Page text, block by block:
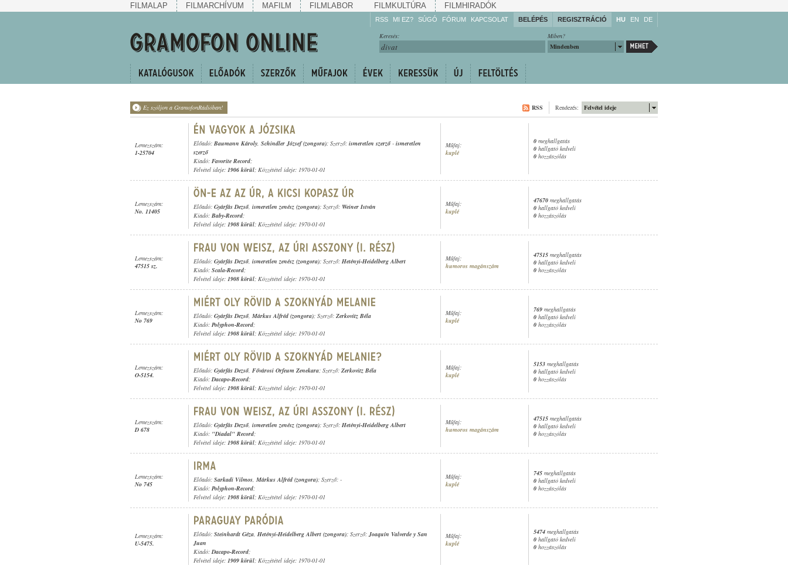
FILMALAP FILMARCHÍVUM MAFILM FILMLABOR FILMKULTÚRA FILMHIRADÓK
RSS MI EZ? SÚGÓ
Gyarapítsa!
FÓRUM KAPCSOLAT BELÉPÉS REGISZTRÁCIÓ HU EN DE
Miben?
Mindenben
Keresés:
Ez szóljon a GramofonRádióban! Felvétel ideje
Rendezés:
RSS
Lemezszám:
1-25704
Előadó: Baumann Károly, Schindler József (zongora); Szerző: ismeretlen szerző- ismeretlen
szerző
Kiadó: Favorite Record;
Felvétel ideje: 1906 körül; Közzététel ideje: 1970-01-01
Műfaj:
kuplé
0 meghallgatás
0 hallgató kedveli
0 hozzászólás
Lemezszám:
No. 11405
Előadó: Gyárfás Dezső, ismeretlen zenész (zongora); Szerző: Weiner István
Kiadó: Baby-Record;
Felvétel ideje: 1908 körül; Közzététel ideje: 1970-01-01
Műfaj:
kuplé
47670 meghallgatás
0 hallgató kedveli
0 hozzászólás
Lemezszám:
47515 sz.
Előadó: Gyárfás Dezső, ismeretlen zenész (zongora); Szerző: Hetényi-Heidelberg Albert
Kiadó: Scala-Record;
Felvétel ideje: 1908 körül; Közzététel ideje: 1970-01-01
Műfaj:
humoros magánszám
47515 meghallgatás
0 hallgató kedveli
0 hozzászólás
Lemezszám:
No 769
Előadó: Gyárfás Dezső, Márkus Alfréd (zongora); Szerző: Zerkovitz Béla
Kiadó: Polyphon-Record;
Felvétel ideje: 1908 körül; Közzététel ideje: 1970-01-01
Műfaj:
kuplé
769 meghallgatás
0 hallgató kedveli
0 hozzászólás
Lemezszám:
O-5154.
Előadó: Gyárfás Dezső, Fővárosi Orfeum Zenekara; Szerző: Zerkovitz Béla
Kiadó:Dacapo-Record;
Felvétel ideje: 1908 körül; Közzététel ideje: 1970-01-01
Műfaj:
kuplé
5153 meghallgatás
0 hallgató kedveli
0 hozzászólás
Lemezszám:
D 678
Előadó: Gyárfás Dezső, ismeretlen zenész (zongora); Szerző: Hetényi-Heidelberg Albert
Kiadó: "Diadal" Record;
Felvétel ideje: 1908 körül; Közzététel ideje: 1970-01-01
Műfaj:
humoros magánszám
47515 meghallgatás
0 hallgató kedveli
0 hozzászólás
Lemezszám:
No 745
Előadó: Sarkadi Vilmos, Márkus Alfréd (zongora); Szerző: -
Kiadó: Polyphon-Record;
Felvétel ideje: 1908 körül; Közzététel ideje: 1970-01-01
Műfaj:
kuplé
745 meghallgatás
0 hallgató kedveli
0 hozzászólás
Lemezszám:
U-5475.
Előadó: Steinhardt Géza, Hetényi-Heidelberg Albert (zongora); Szerző:Joaquín Valverde y San
Juan
Kiadó:Dacapo-Record;
Felvétel ideje: 1909 körül; Közzététel ideje: 1970-01-01
Műfaj:
kuplé
5474 meghallgatás
0 hallgató kedveli
0 hozzászólás